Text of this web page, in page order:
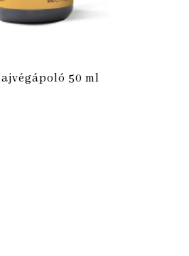
50 ml